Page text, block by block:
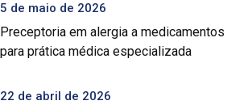
5 de maio de 2026
Preceptoria em alergia a medicamentos
para prática médica especializada
22 de abril de 2026